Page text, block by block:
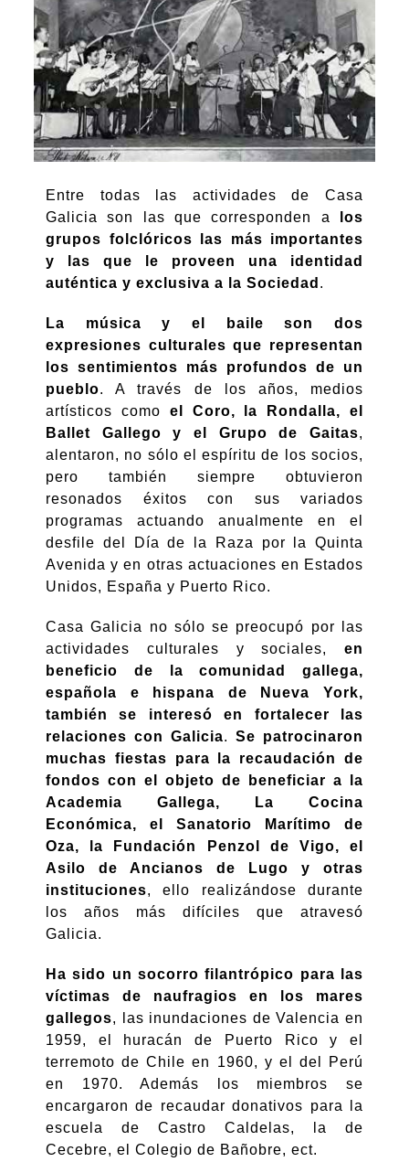
Entre todas las actividades de Casa
Galicia son las que corresponden a los
grupos folclóricos las más importantes
y las que le proveen una identidad
auténtica y exclusiva a la Sociedad .
La música y el baile son dos
expresiones culturales que representan
los sentimientos más profundos de un
pueblo. A través de los años, medios
artísticos como el Coro, la Rondalla, el
Ballet Gallego y el Grupo de Gaitas,
alentaron, no sólo el espíritu de los socios,
pero también siempre obtuvieron
resonados éxitos con sus variados
programas actuando anualmente en el
desfile del Día de la Raza por la Quinta
Avenida y en otras actuaciones en Estados
Unidos, España y Puerto Rico.
Casa Galicia no sólo se preocupó por las
actividades culturales y sociales, en
beneficio de la comunidad gallega,
española e hispana de Nueva York,
también se interesó en fortalecer las
relaciones con Galicia. Se patrocinaron
muchas fiestas para la recaudación de
fondos con el objeto de beneficiar a la
Academia Gallega, La Cocina
Económica, el Sanatorio Marítimo de
Oza, la Fundación Penzol de Vigo, el
Asilo de Ancianos de Lugo y otras
instituciones, ello realizándose durante
los años más difíciles que atravesó
Galicia.
Ha sido un socorro filantrópico para las
víctimas de naufragios en los mares
gallegos, las inundaciones de Valencia en
1959, el huracán de Puerto Rico y el
terremoto de Chile en 1960, y el del Perú
en 1970. Además los miembros se
encargaron de recaudar donativos para la
escuela de Castro Caldelas, la de
Cecebre, el Colegio de Bañobre, ect.